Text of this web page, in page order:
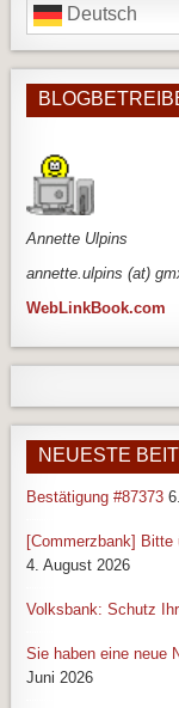
Deutsch
Annette Ulpins
annette.ulpins (at)
WebLinkBook.com
NEUESTE
Bestätigung #87373
[Commerzbank] Bitte
4. August 2026
Volksbank: Schutz
Sie haben eine neue
Juni 2026